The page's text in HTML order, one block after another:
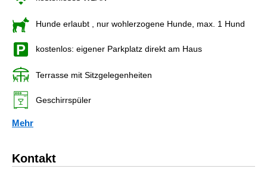
Hunde erlaubt , nur wohlerzogene Hunde, max. 1 Hund
kostenlos: eigener Parkplatz direkt am Haus
Terrasse mit Sitzgelegenheiten
Geschirrspüler
Mehr
Kontakt